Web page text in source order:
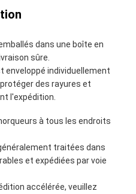
dans une boîte en
sûre.
enveloppé individuellement
des rayures et
l'expédition.
à tous les endroits
traitées dans
et expédiées par voie
accélérée, veuillez